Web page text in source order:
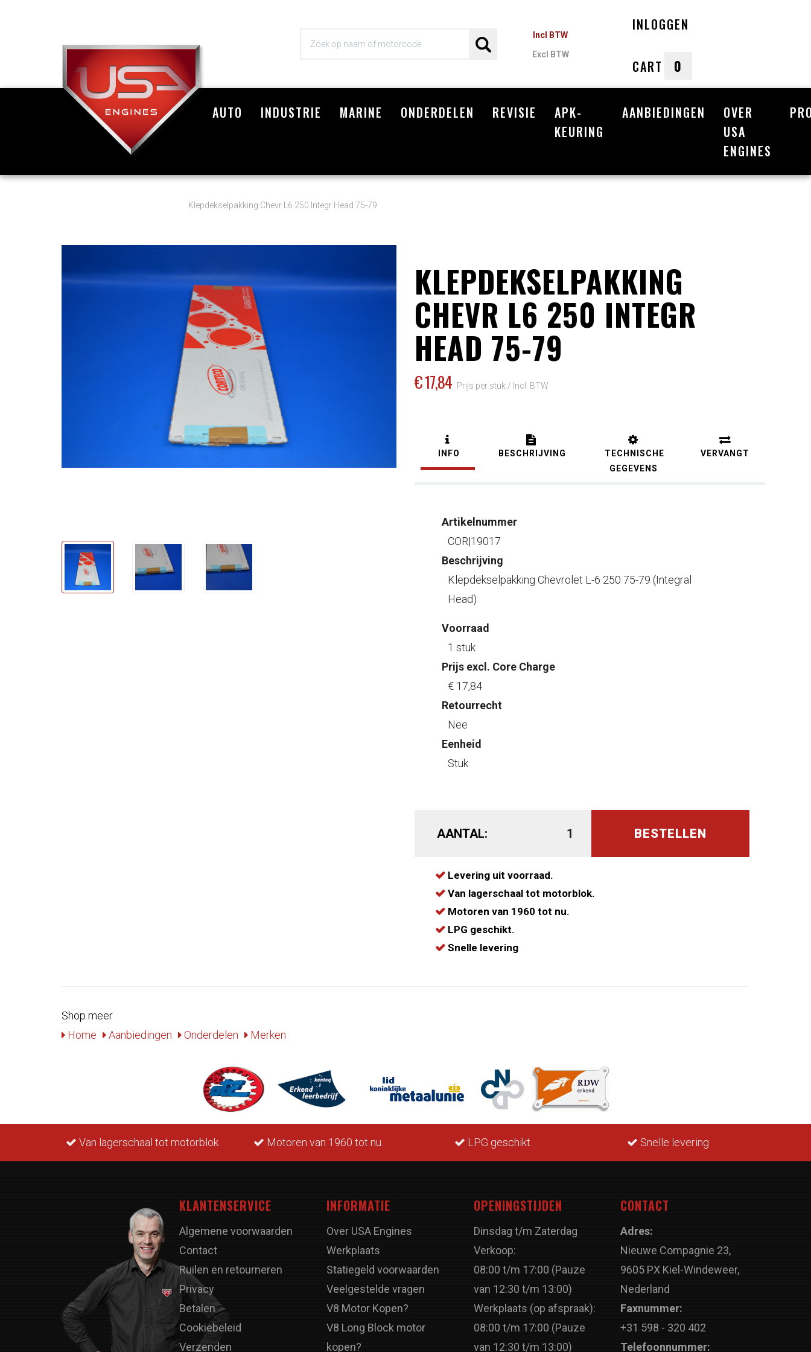
Incl BTW
Excl BTW
INLOGGEN
CART 0
Winkelwagen
AUTO INDUSTRIE MARINE ONDERDELEN REVISIE
APK-
KEURING
AANBIEDINGEN
OVER
USA
ENGINES
Klepdekselpakking Chevr L6 250 Integr Head 75-79
KLEPDEKSELPAKKING
CHEVR L6 250 INTEGR
HEAD 75-79
€ 17,84 Prijs per stuk / Incl. BTW
INFO BESCHRIJVING
TECHNISCHE
GEGEVENS
VERVANGT
Artikelnummer
COR|19017
Beschrijving
Klepdekselpakking Chevrolet L-6 250 75-79 (Integral
Head)
Voorraad
1 stuk
Prijs excl. Core Charge
€ 17,84
Retourrecht
Nee
Eenheid
Stuk
AANTAL: BESTELLEN
Levering uit voorraad.
Van lagerschaal tot motorblok.
Motoren van 1960 tot nu.
LPG geschikt.
Snelle levering
Shop meer
Home
Aanbiedingen Onderdelen Merken
Van lagerschaal tot motorblok. Motoren van 1960 tot nu. LPG geschikt. Snelle levering
KLANTENSERVICE
Algemene voorwaarden
Contact
Ruilen en retourneren
Privacy
Betalen
Cookiebeleid
Verzenden
INFORMATIE
Over USA Engines
Werkplaats
Statiegeld voorwaarden
Veelgestelde vragen
V8 Motor Kopen?
V8 Long Block motor
kopen?
OPENINGSTIJDEN
Dinsdag t/m Zaterdag
Verkoop:
08:00 t/m 17:00 (Pauze
van 12:30 t/m 13:00)
Werkplaats (op afspraak):
08:00 t/m 17:00 (Pauze
van 12:30 t/m 13:00)
CONTACT
Adres:
Nieuwe Compagnie 23,
9605 PX Kiel-Windeweer,
Nederland
Faxnummer:
+31 598 - 320 402
Telefoonnummer: